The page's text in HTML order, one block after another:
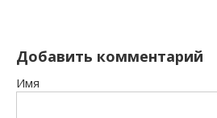
Добавить комментарий
Имя